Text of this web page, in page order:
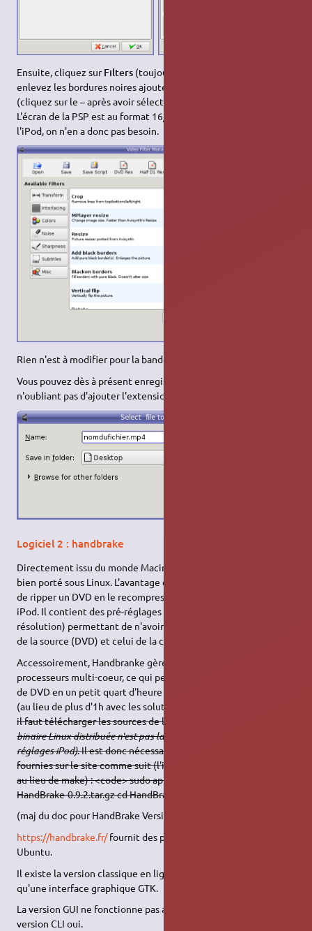
Ensuite, cliquez surFilters (toujours de la partie vidéo) et
enlevez les bordures noires ajoutées sur les côtés de la vidéo
(cliquez sur le–après avoir sélectionné
L'écran de la PSP est au format 16/9 alors que c'est du 4/3 pour
l'iPod, on n'en a donc pas besoin.
Rien n'est à modifier pour la bande son.
Vous pouvez dès à présent enregistrer votre vidéo en
n'oubliant pas d'ajouter l'extension
Logiciel 2 : handbrake
Directement issu du monde Macintosh,
bien porté sous Linux. L'avantage de cet outil est qu'il permet
de ripper un DVD en le recompressant à la volée au format
iPod. Il contient des pré-réglages d'iPod (haute et basse
résolution) permettant de n'avoir rien à règler à part le choix
de la source (DVD) et celui de la cible (nom du fichier .mp4).
Accessoirement, Handbranke gère parfaitement les
processeurs multi-coeur, ce qui permet de faire des extractions
de DVD en un petit quart d'heure sur une machine quadri-coeur
(au lieu de plus d'1h avec les solutions classiques).
il faut télécharger les sources de l'application
binaire Linux distribuée n'est pas la bonne et ne gère pas les pré-
réglages iPod). Il est donc nécessaire de recompiler les sources
fournies sur le site comme suit (l'installation utilise l'outil jam
au lieu de make) : <code> sudo apt-get install jam tar -xzvf
HandBrake-0.9.2.tar.gz cd HandBrake ./configure jam </code>
(maj du doc pour HandBrake Version 0.9.3)
https://handbrake.fr/fournit des packages binaires pour Linux
Ubuntu.
Il existe la version classique en ligne de commande (CLI) ainsi
qu'une interface graphique GTK.
La versionGUI ne fonctionne pas avec Hardy (8.04) mais la
version CLI oui.